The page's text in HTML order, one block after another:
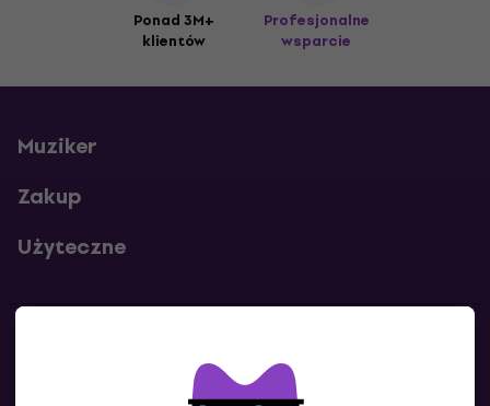
Ponad 3M+
klientów
Profesjonalne
wsparcie
Muziker
Zakup
Użyteczne
Skontaktuj się z nami